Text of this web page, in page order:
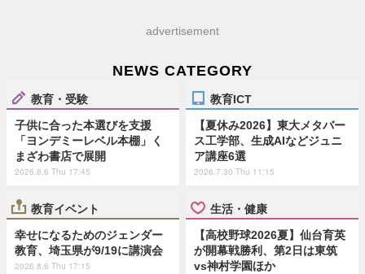
advertisement
NEWS CATEGORY
教育・受験
子供に合った本選びを支援
「ヨンデミーレベル本棚」く
まざわ書店で展開
2026.8.6 Thu 17:45
教育ICT
【夏休み2026】東大メタバー
ス工学部、生成AIなどジュニ
ア講座6選
2026.7.30 Thu 11:15
教育イベント
幸せになるためのジェンダー
教育、埼玉県が9/19に講演会
2026.8.6 Thu 17:15
生活・健康
【高校野球2026夏】仙台育英
が開幕戦勝利、第2日は東筑
vs神村学園ほか